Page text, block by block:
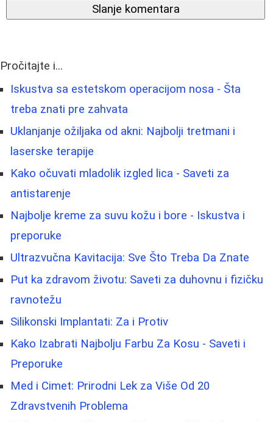
Slanje komentara
Pročitajte i...
Iskustva sa estetskom operacijom nosa - Šta
treba znati pre zahvata
Uklanjanje ožiljaka od akni: Najbolji tretmani i
laserske terapije
Kako očuvati mladolik izgled lica - Saveti za
antistarenje
Najbolje kreme za suvu kožu i bore - Iskustva i
preporuke
Ultrazvučna Kavitacija: Sve Što Treba Da Znate
Put ka zdravom životu: Saveti za duhovnu i fizičku
ravnotežu
Silikonski Implantati: Za i Protiv
Kako Izabrati Najbolju Farbu Za Kosu - Saveti i
Preporuke
Med i Cimet: Prirodni Lek za Više Od 20
Zdravstvenih Problema